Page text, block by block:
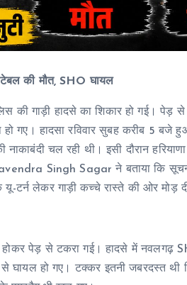
की मौत, SHO घायल
की गाड़ी हादसे का शिकार हो गई। पेड़
हो गए। हादसा रविवार सुबह करीब 5 बजे
चल रही थी। इसी दौरान
Singh Sagar ने बताया कि
टर्न लेकर गाड़ी कच्चे रास्ते की ओर मोड़
होकर पेड़ से टकरा गई। हादसे में
घायल हो गए। टक्कर इतनी जबरदस्त थी